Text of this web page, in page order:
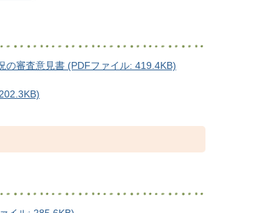
の審査意見書 (PDFファイル: 419.4KB)